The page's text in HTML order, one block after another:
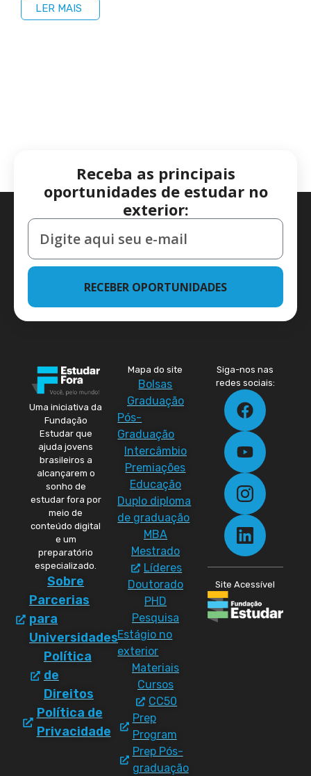
LER MAIS
Receba as principais
oportunidades de estudar no
exterior:
RECEBER OPORTUNIDADES
Uma iniciativa da
Fundação
Estudar que
ajuda jovens
brasileiros a
alcançarem o
sonho de
estudar fora por
meio de
conteúdo digital
e um
preparatório
especializado.
Sobre
Parcerias
para
Universidades
Política
de
Direitos
Política de
Privacidade
Mapa do site
Bolsas
Graduação
Pós-
Graduação
Intercâmbio
Premiações
Educação
Duplo diploma
de graduação
MBA
Mestrado
Líderes
Doutorado
PHD
Pesquisa
Estágio no
exterior
Materiais
Cursos
CC50
Prep
Program
Prep Pós-
graduação
Siga-nos nas
redes sociais:
Site Acessível